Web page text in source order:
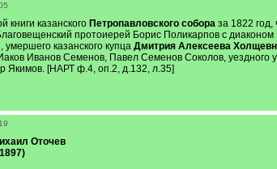
книги казанского Петропавловского собораза 1822 год,
протоиерей Борис Поликарпов с
умершего казанского купца Дмитрия Алексеева
Иванов Семенов, Павел Семенов Соколов, уездного
Якимов. [НАРТ ф.4, оп.2, д.132, л.35]
Оточев